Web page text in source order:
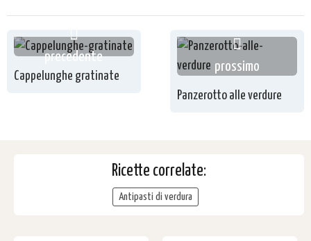
precedente
Cappelunghe gratinate
prossimo
Panzerotto alle verdure
Ricette correlate:
Antipasti di verdura